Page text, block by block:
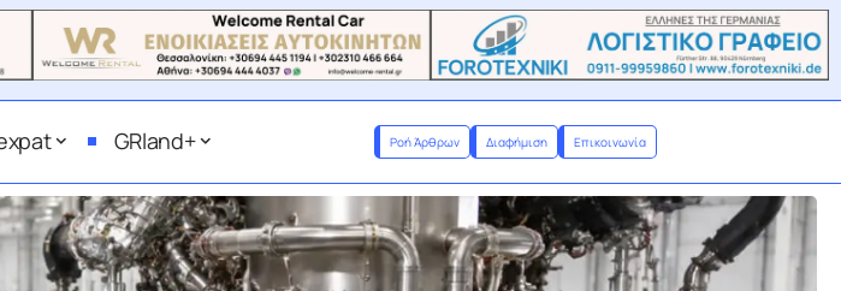
GRland+ Ροή Άρθρων Διαφήμιση Επικοινωνία